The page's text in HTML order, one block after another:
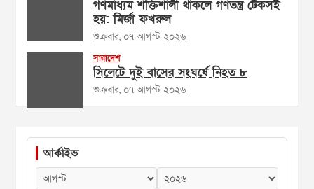
গণমাধ্যম শক্তিশালী থাকলে গণতন্ত্র টেকসই
হয়: মির্জা ফখরুল
শুক্রবার, ০৭ আগস্ট ২০২৬
সারাদেশ
সিলেটে দুই বাসের সংঘর্ষে নিহত ৮
শুক্রবার, ০৭ আগস্ট ২০২৬
আর্কাইভ